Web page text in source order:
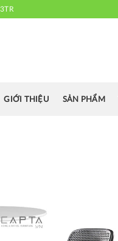
GIỚI THIỆU SẢN PHẨM